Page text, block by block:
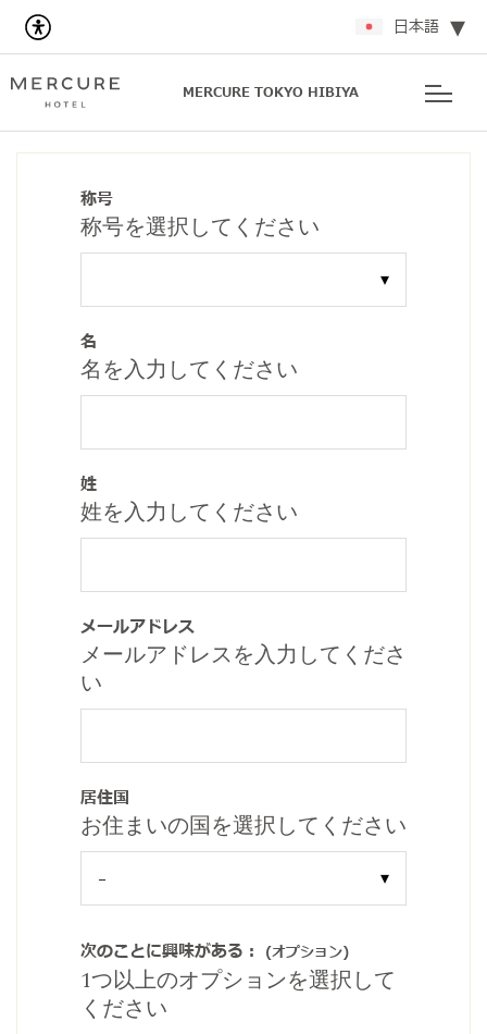
日本語
MERCURE TOKYO HIBIYA
称号
称号を選択してください
名
名を入力してください
姓
姓を入力してください
メールアドレス
メールアドレスを入力してくださ
い
居住国
お住まいの国を選択してください
次のことに興味がある： (オプション)
1つ以上のオプションを選択して
ください